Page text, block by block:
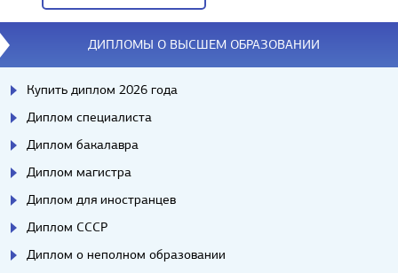
Вопросы/ответы
ДИПЛОМЫ О ВЫСШЕМ ОБРАЗОВАНИИ
Купить диплом 2026 года
Диплом специалиста
Диплом бакалавра
Диплом магистра
Диплом для иностранцев
Диплом СССР
Диплом о неполном образовании